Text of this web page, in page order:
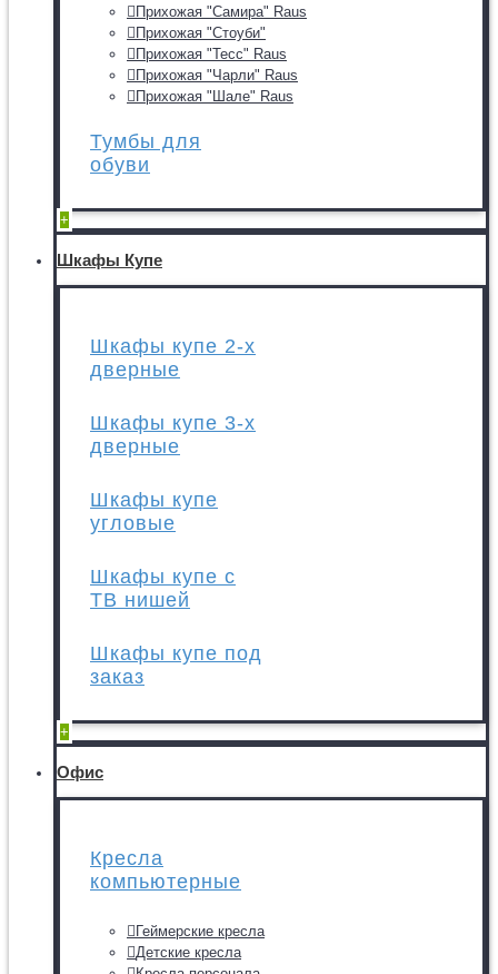
Прихожая "Самира" Raus
Прихожая "Стоуби"
Прихожая "Тесс" Raus
Прихожая "Чарли" Raus
Прихожая "Шале" Raus
Тумбы для
обуви
+
Шкафы Купе
Шкафы купе 2-х
дверные
Шкафы купе 3-х
дверные
Шкафы купе
угловые
Шкафы купе с
ТВ нишей
Шкафы купе под
заказ
+
Офис
Кресла
компьютерные
Геймерские кресла
Детские кресла